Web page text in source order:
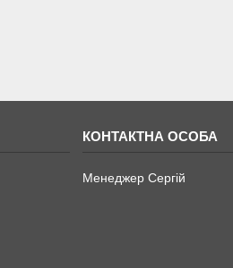
Менеджер Сергій